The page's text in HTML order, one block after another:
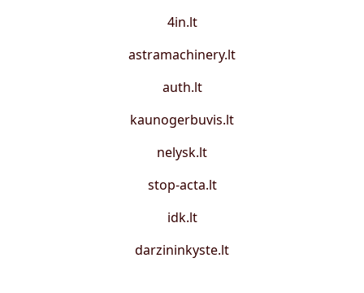
4in.lt
astramachinery.lt
auth.lt
kaunogerbuvis.lt
nelysk.lt
stop-acta.lt
idk.lt
darzininkyste.lt